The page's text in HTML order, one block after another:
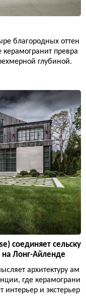
благородных оттен
керамогранит превра
глубиной.
соединяет сельску
Лонг-Айленде
архитектуру ам
где керамограни
интерьер и экстерьер